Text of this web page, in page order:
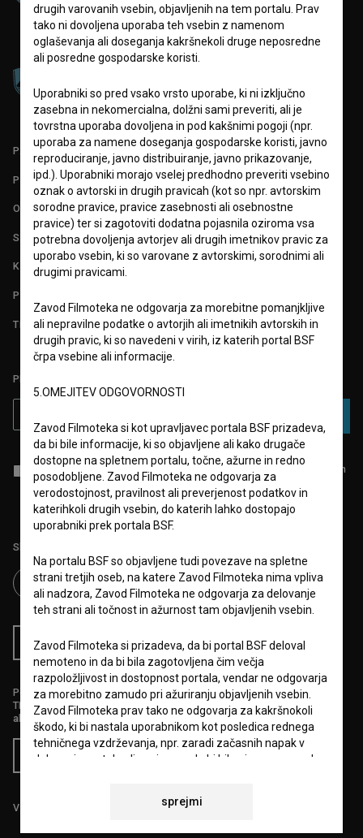
PARTNERJI
POGOJI UPORABE
O PROJEKTU
STATISTIKA
KONTAKT
POGOSTA VPRAŠANJA
TEST FUNKCIONALNOSTI
PRIJAVITE SE NA BSF NOVIČNIK:
Sprejemam splošne pogoje in dajem soglasjeza zbiranje, hrambo in
obdelavo osebnih podatkov.
Sledite nam na:
RSS novice RSS dogodki
Podprite nas z donacijo na
TRR: SI56 6100 0001 5706 684,
ali s kreditno kartico:
Doniraj
Vse cene vsebujejo DDV.
drugih varovanih vsebin, objavljenih na tem portalu. Prav
tako ni dovoljena uporaba teh vsebin z namenom
oglaševanja ali doseganja kakršnekoli druge neposredne
ali posredne gospodarske koristi.
Uporabniki so pred vsako vrsto uporabe, ki ni izključno
zasebna in nekomercialna, dolžni sami preveriti, ali je
tovrstna uporaba dovoljena in pod kakšnimi pogoji (npr.
uporaba za namene doseganja gospodarske koristi, javno
reproduciranje, javno distribuiranje, javno prikazovanje,
ipd.). Uporabniki morajo vselej predhodno preveriti vsebino
oznak o avtorski in drugih pravicah (kot so npr. avtorskim
sorodne pravice, pravice zasebnosti ali osebnostne
pravice) ter si zagotoviti dodatna pojasnila oziroma vsa
potrebna dovoljenja avtorjev ali drugih imetnikov pravic za
uporabo vsebin, ki so varovane z avtorskimi, sorodnimi ali
drugimi pravicami.
Zavod Filmoteka ne odgovarja za morebitne pomanjkljive
ali nepravilne podatke o avtorjih ali imetnikih avtorskih in
drugih pravic, ki so navedeni v virih, iz katerih portal BSF
črpa vsebine ali informacije.
5.OMEJITEV ODGOVORNOSTI
Zavod Filmoteka si kot upravljavec portala BSF prizadeva,
da bi bile informacije, ki so objavljene ali kako drugače
dostopne na spletnem portalu, točne, ažurne in redno
posodobljene. Zavod Filmoteka ne odgovarja za
verodostojnost, pravilnost ali preverjenost podatkov in
katerihkoli drugih vsebin, do katerih lahko dostopajo
uporabniki prek portala BSF.
Na portalu BSF so objavljene tudi povezave na spletne
strani tretjih oseb, na katere Zavod Filmoteka nima vpliva
ali nadzora, Zavod Filmoteka ne odgovarja za delovanje
teh strani ali točnost in ažurnost tam objavljenih vsebin.
Zavod Filmoteka si prizadeva, da bi portal BSF deloval
nemoteno in da bi bila zagotovljena čim večja
razpoložljivost in dostopnost portala, vendar ne odgovarja
za morebitno zamudo pri ažuriranju objavljenih vsebin.
Zavod Filmoteka prav tako ne odgovarja za kakršnokoli
škodo, ki bi nastala uporabnikom kot posledica rednega
tehničnega vzdrževanja, npr. zaradi začasnih napak v
delovanju portala ali v primeru, da bi bila njegova uporaba
sprejmi